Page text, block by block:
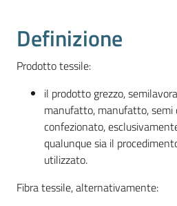
Tutelare
Impresa
Consumatore
Impresa
Digitale
Definizione
Prodotto tessile:
il prodotto grezzo,
manufatto, manufatto, semi
confezionato,
qualunque sia il
utilizzato.
Fibra tessile, alternativamente: